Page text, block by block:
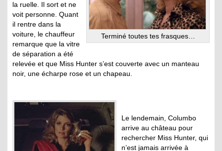
Terminé toutes tes frasques…
la ruelle. Il sort et ne
voit personne. Quant
il rentre dans la
voiture, le chauffeur
remarque que la vitre
de séparation a été
relevée et que Miss Hunter s’est couverte avec un manteau
noir, une écharpe rose et un chapeau.
Le lendemain, Columbo
arrive au château pour
rechercher Miss Hunter, qui
n’est jamais arrivée à